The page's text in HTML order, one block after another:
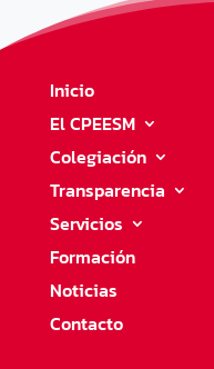
Inicio
El CPEESM
Colegiación
Transparencia
Servicios
Formación
Noticias
Contacto